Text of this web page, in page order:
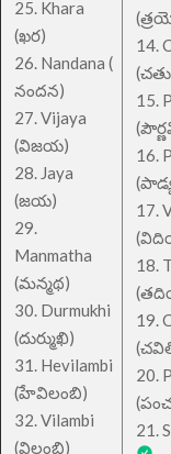
25. Khara
(ఖర)
26. Nandana (
నందన)
27. Vijaya
(విజయ)
28. Jaya
(జయ)
29.
Manmatha
(మన్మథ)
30. Durmukhi
(దుర్ముఖి)
31. Hevilambi
(హేవిలంబి)
32. Vilambi
(విలంబి)
14.
15.
16.
17.
18.
19.
20.
21.